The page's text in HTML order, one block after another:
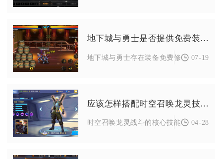
地下城与勇士是否提供免费装备修理
地下城与勇士存在装备免费修理机制，分
07-19
应该怎样搭配时空召唤龙灵技能进行战斗
时空召唤龙灵战斗的核心技能搭配逻辑，
04-28